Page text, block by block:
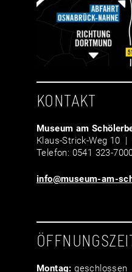
KONTAKT
Museum am
Klaus-Strick-Weg 10 |
Telefon: 0541 323-
info@museum-am-
Montag: geschlossen